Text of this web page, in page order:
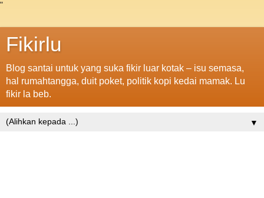
"
Fikirlu
Blog santai untuk yang suka fikir luar kotak – isu semasa,
hal rumahtangga, duit poket, politik kopi kedai mamak. Lu
fikir la beb.
▼